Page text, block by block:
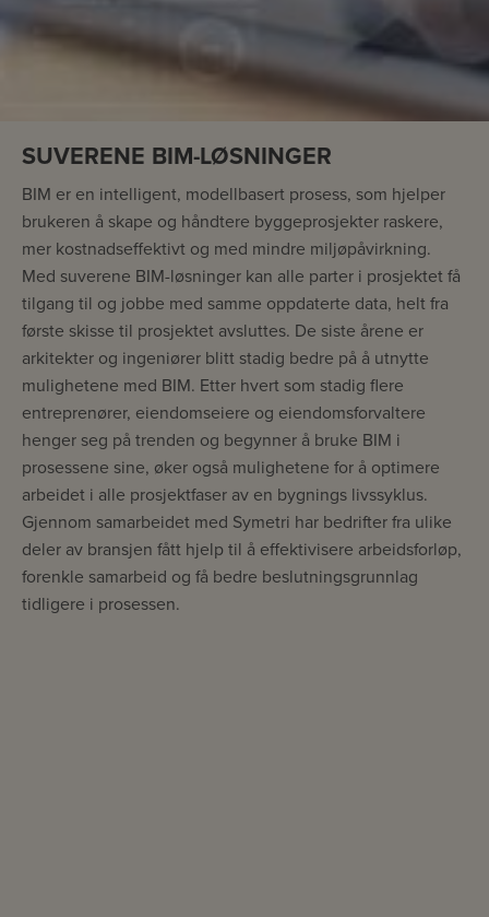
SUVERENE BIM-LØSNINGER
BIM er en intelligent, modellbasert prosess, som hjelper
brukeren å skape og håndtere byggeprosjekter raskere,
mer kostnadseffektivt og med mindre miljøpåvirkning.
Med suverene BIM-løsninger kan alle parter i prosjektet få
tilgang til og jobbe med samme oppdaterte data, helt fra
første skisse til prosjektet avsluttes. De siste årene er
arkitekter og ingeniører blitt stadig bedre på å utnytte
mulighetene med BIM. Etter hvert som stadig flere
entreprenører, eiendomseiere og eiendomsforvaltere
henger seg på trenden og begynner å bruke BIM i
prosessene sine, øker også mulighetene for å optimere
arbeidet i alle prosjektfaser av en bygnings livssyklus.
Gjennom samarbeidet med Symetri har bedrifter fra ulike
deler av bransjen fått hjelp til å effektivisere arbeidsforløp,
forenkle samarbeid og få bedre beslutningsgrunnlag
tidligere i prosessen.